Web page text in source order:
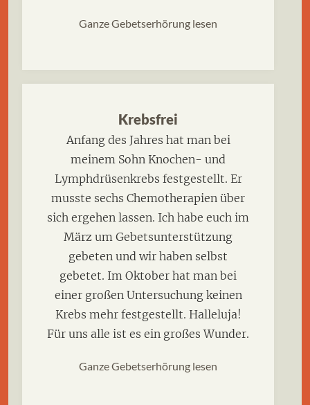
Ganze Gebetserhörung lesen
Krebsfrei
Anfang des Jahres hat man bei
meinem Sohn Knochen- und
Lymphdrüsenkrebs festgestellt. Er
musste sechs Chemotherapien über
sich ergehen lassen. Ich habe euch im
März um Gebetsunterstützung
gebeten und wir haben selbst
gebetet. Im Oktober hat man bei
einer großen Untersuchung keinen
Krebs mehr festgestellt. Halleluja!
Für uns alle ist es ein großes Wunder.
Ganze Gebetserhörung lesen